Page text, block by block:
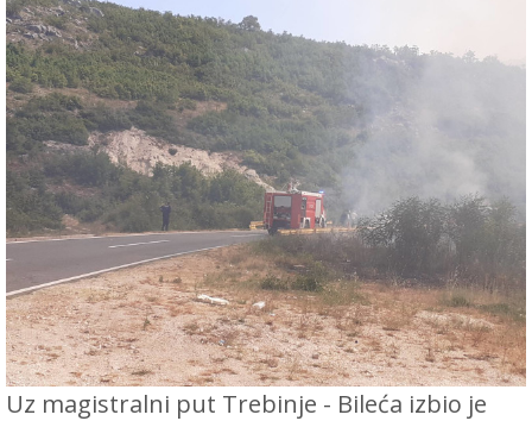
Uz magistralni put Trebinje - Bileća izbio je